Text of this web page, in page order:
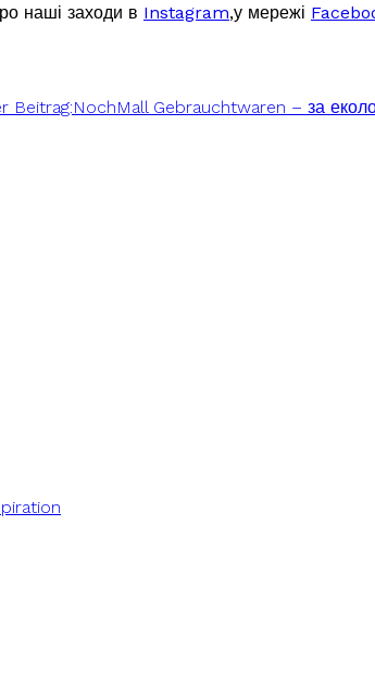
наші заходи в Instagram,у мережі
Beitrag:NochMall Gebrauchtwaren – за